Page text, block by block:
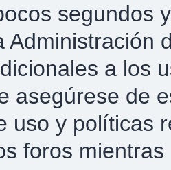
segundos
Administración
a los
asegúrese de
uso y políticas
foros